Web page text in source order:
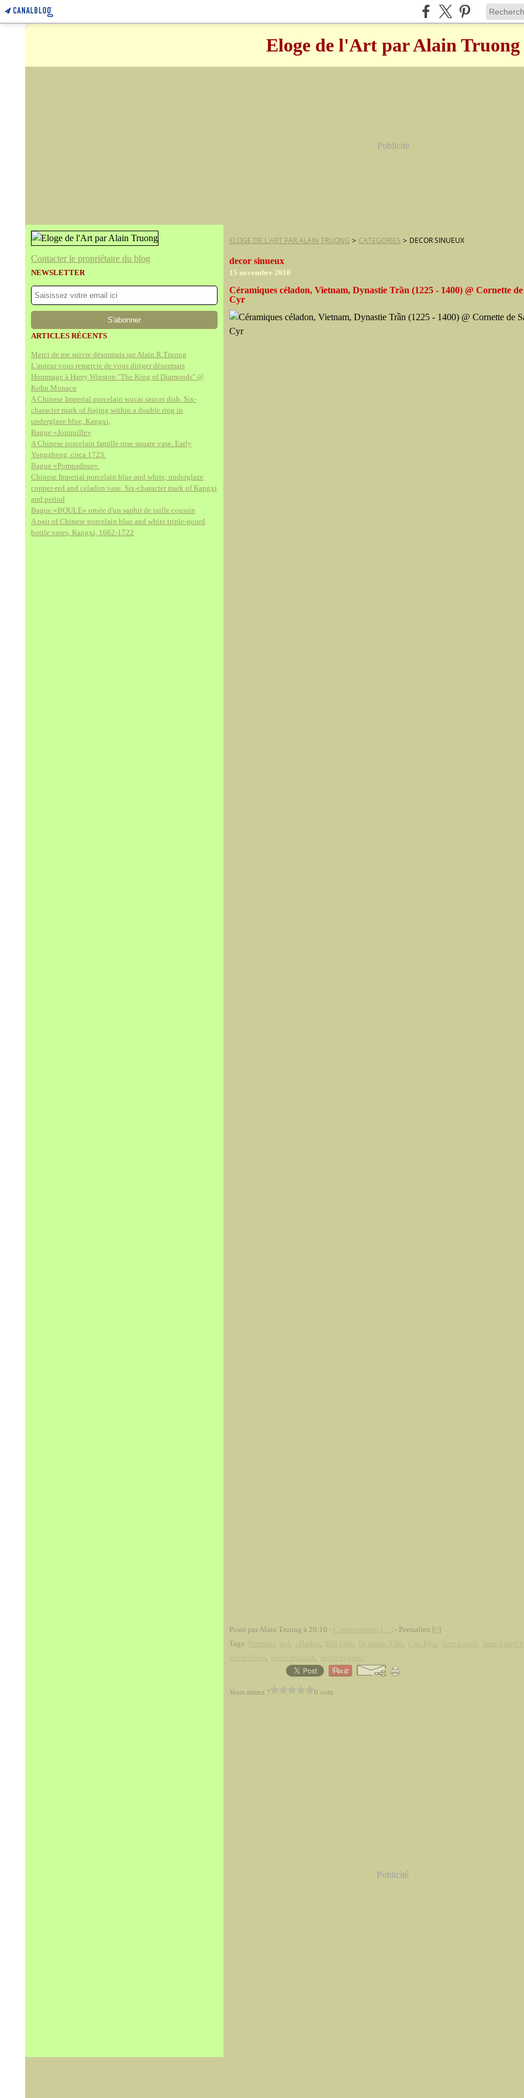
Eloge de l'Art par Alain Truong
Publicité
Contacter le propriétaire du blog
NEWSLETTER
ARTICLES RÉCENTS
Merci de me suivre désormais sur Alain.R.Truong
L'auteur vous remercie de vous diriger désormais
Hommage à Harry Winston "The King of Diamonds" @
Kohn Monaco
A Chinese Imperial porcelain wucai saucer dish. Six-
character mark of Jiajing within a double ring in
underglaze blue, Kangxi,
Bague «Jonquille»
A Chinese porcelain famille rose square vase. Early
Yongzheng, circa 1723.
Bague «Pompadour».
Chinese Imperial porcelain blue and white, underglaze
copper-red and celadon vase. Six-character mark of Kangxi
and period
Bague «BOULE» ornée d'un saphir de taille coussin
A pair of Chinese porcelain blue and white triple-gourd
bottle vases, Kangxi, 1662-1722
ELOGE DE L'ART PAR ALAIN TRUONG > CATEGORIES > DECOR SINUEUX
decor sinueux
15 novembre 2010
Céramiques céladon, Vietnam, Dynastie Trần (1225 - 1400) @ Cornette
Cyr
Posté par Alain Truong à 20:10 - - Permalien [ ]
Tags:
, , , , , , ,
, ,
Vous aimez ? 0 vote
Publicité